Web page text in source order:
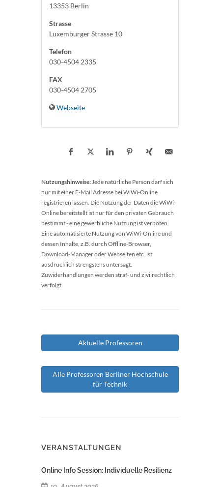
13353 Berlin
Strasse
Luxemburger Strasse 10
Telefon
030-4504 2335
FAX
030-4504 2705
Webseite
Nutzungshinweise:Jede natürliche Person darf sich
nur mit einer E-Mail Adresse bei WiWi-Online
registrieren lassen. Die Nutzung der Daten die WiWi-
Online bereitstellt ist nur für den privaten Gebrauch
bestimmt - eine gewerbliche Nutzung ist verboten.
Eine automatisierte Nutzung von WiWi-Online und
dessen Inhalte, z.B. durch Offline-Browser,
Download-Manager oder Webseiten etc. ist
ausdrücklich strengstens untersagt.
Zuwiderhandlungen werden straf- und zivilrechtlich
verfolgt.
Aktuelle Professoren
Alle Professoren Berliner Hochschule
für Technik
VERANSTALTUNGEN
Online Info Session: Individuelle Resilienz